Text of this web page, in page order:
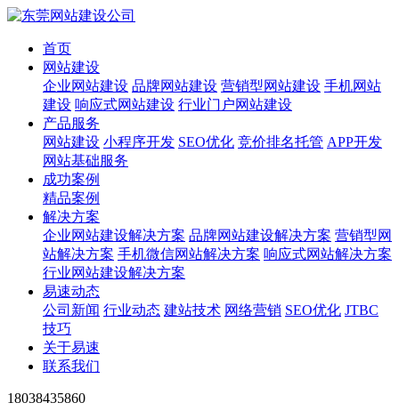
首页
网站建设
企业网站建设 品牌网站建设 营销型网站建设 手机网站
建设 响应式网站建设 行业门户网站建设
产品服务
网站建设 小程序开发 SEO优化 竞价排名托管 APP开发
网站基础服务
成功案例
精品案例
解决方案
企业网站建设解决方案 品牌网站建设解决方案 营销型网
站解决方案 手机微信网站解决方案 响应式网站解决方案
行业网站建设解决方案
易速动态
公司新闻 行业动态 建站技术 网络营销 SEO优化 JTBC
技巧
关于易速
联系我们
18038435860